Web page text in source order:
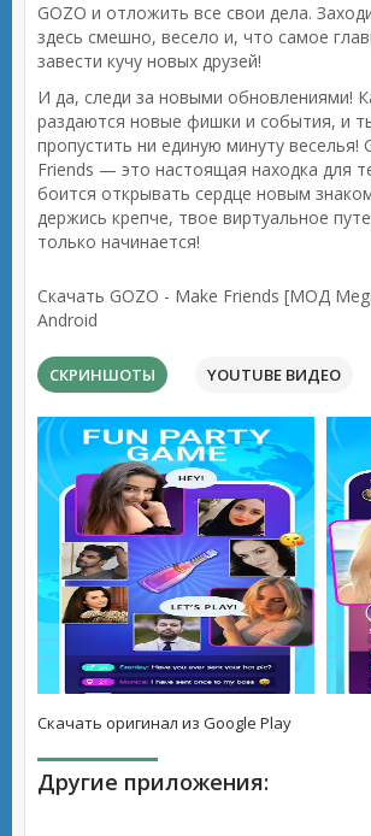
GOZO и отложить все свои дела.
здесь смешно, весело и, что самое
завести кучу новых друзей!
И да, следи за новыми обновлениями!
раздаются новые фишки и события, и
пропустить ни единую минуту веселья!
Friends — это настоящая находка для
боится открывать сердце новым
держись крепче, твое виртуальное
только начинается!
Скачать GOZO - Make Friends [МОД
Android
СКРИНШОТЫ YOUTUBE ВИДЕО
Скачать оригинал из Google Play
Другие приложения: